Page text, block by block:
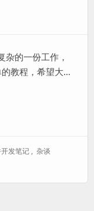
杂的一份工作，
教程，希望大…
发笔记 , 杂谈